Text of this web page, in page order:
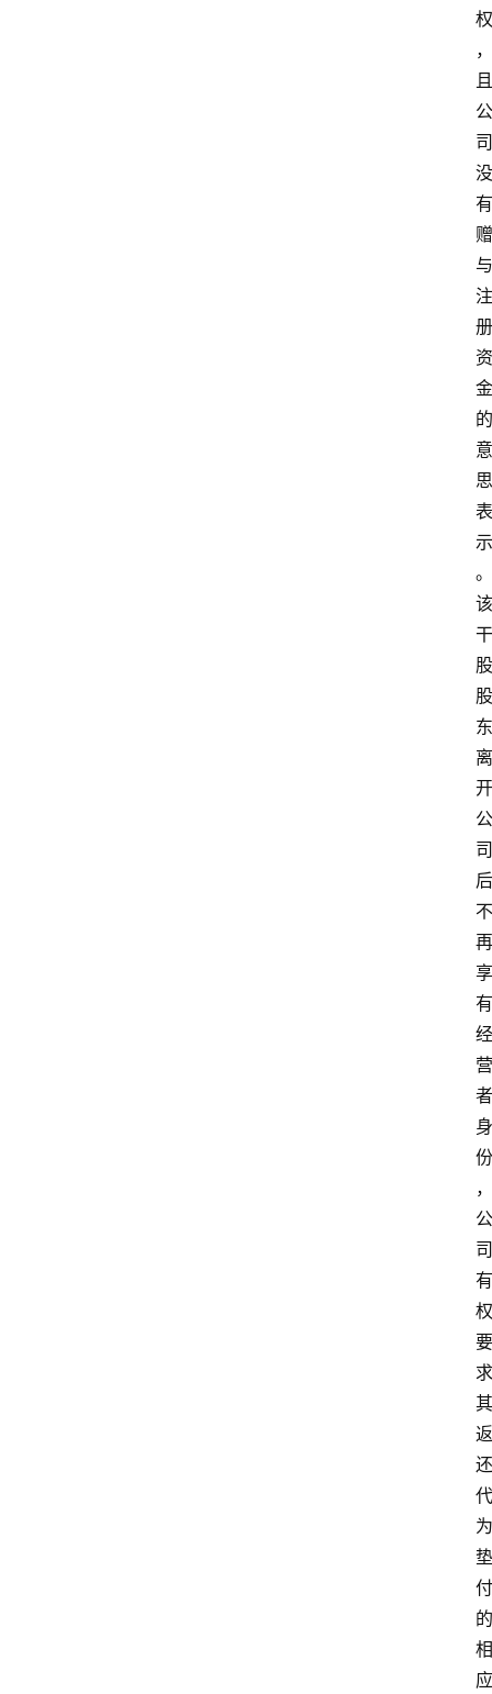
权
，
且
公
司
没
有
赠
与
注
册
资
金
的
意
思
表
示
。
该
干
股
股
东
离
开
公
司
后
不
再
享
有
经
营
者
身
份
，
公
司
有
权
要
求
其
返
还
代
为
垫
付
的
相
应